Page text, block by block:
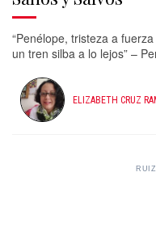
“Penélope, tristeza a
un tren silba a lo lejos” –
ELIZABETH CRUZ